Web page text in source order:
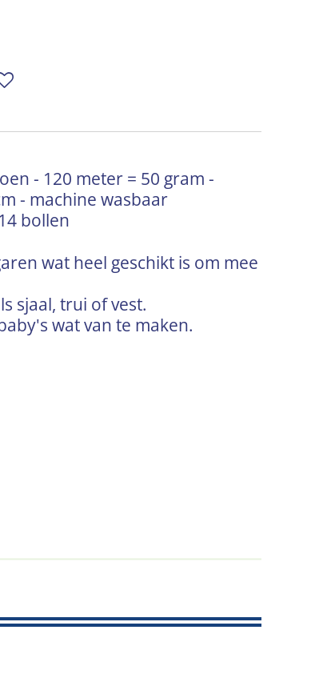
- 120 meter = 50 gram -
- machine wasbaar
bollen
wat heel geschikt is om mee
sjaal, trui of vest.
wat van te maken.